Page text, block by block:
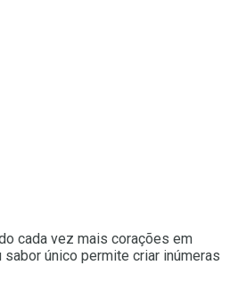
cada vez mais corações em
único permite criar inúmeras